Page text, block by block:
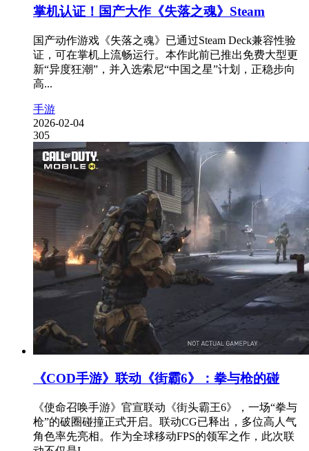
掌机认证！国产大作《失落之魂》Steam
国产动作游戏《失落之魂》已通过Steam Deck兼容性验
证，可在掌机上流畅运行。本作此前已推出免费大型更
新“异度狂潮”，并入选索尼“中国之星”计划，正稳步向
高...
手游
2026-02-04
305
《COD手游》联动《街霸6》：拳与枪的碰
《使命召唤手游》官宣联动《街头霸王6》，一场“拳与
枪”的破圈碰撞正式开启。联动CG已释出，多位高人气
角色率先亮相。作为全球移动FPS的领军之作，此次联